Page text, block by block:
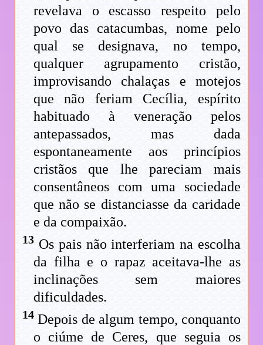
revelava o escasso respeito pelo
povo das catacumbas, nome pelo
qual se designava, no tempo,
qualquer agrupamento cristão,
improvisando chalaças e motejos
que não feriam Cecília, espírito
habituado à veneração pelos
antepassados, mas dada
espontaneamente aos princípios
cristãos que lhe pareciam mais
consentâneos com uma sociedade
que não se distanciasse da caridade
e da compaixão.
13 Os pais não interferiam na escolha
da filha e o rapaz aceitava-lhe as
inclinações sem maiores
dificuldades.
14 Depois de algum tempo, conquanto
o ciúme de Ceres, que seguia os